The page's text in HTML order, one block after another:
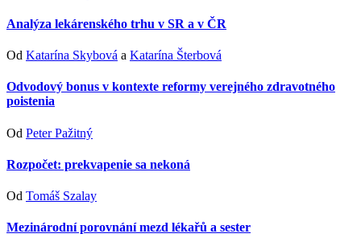
Analýza lekárenského trhu v SR a v ČR
Od Katarína Skybová a Katarína Šterbová
Odvodový bonus v kontexte reformy verejného zdravotného
poistenia
Od Peter Pažitný
Rozpočet: prekvapenie sa nekoná
Od Tomáš Szalay
Mezinárodní porovnání mezd lékařů a sester